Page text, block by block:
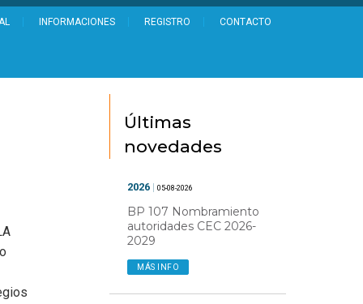
INFORMACIONES REGISTRO CONTACTO
Últimas
novedades
2026 | 05-08-2026
BP 107 Nombramiento
autoridades CEC 2026-
2029
MÁS INFO